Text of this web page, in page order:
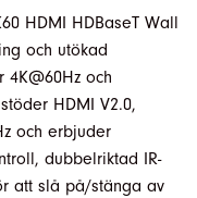
HDMI HDBaseT Wall
och utökad
och
HDMI V2.0,
och erbjuder
dubbelriktad IR-
att slå på/stänga av